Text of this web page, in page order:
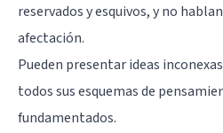
reservados y esquivos, y no
afectación.
Pueden presentar ideas
todos sus esquemas de
fundamentados.